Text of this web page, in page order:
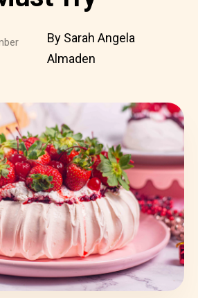
By Sarah Angela
Almaden